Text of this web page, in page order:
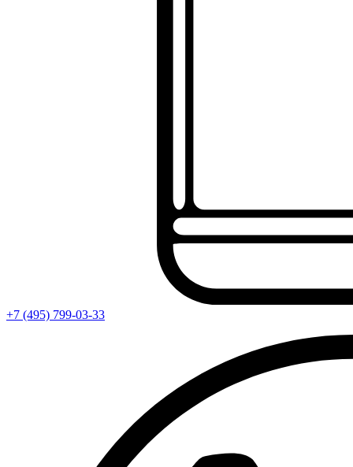
+7 (495) 799-03-33